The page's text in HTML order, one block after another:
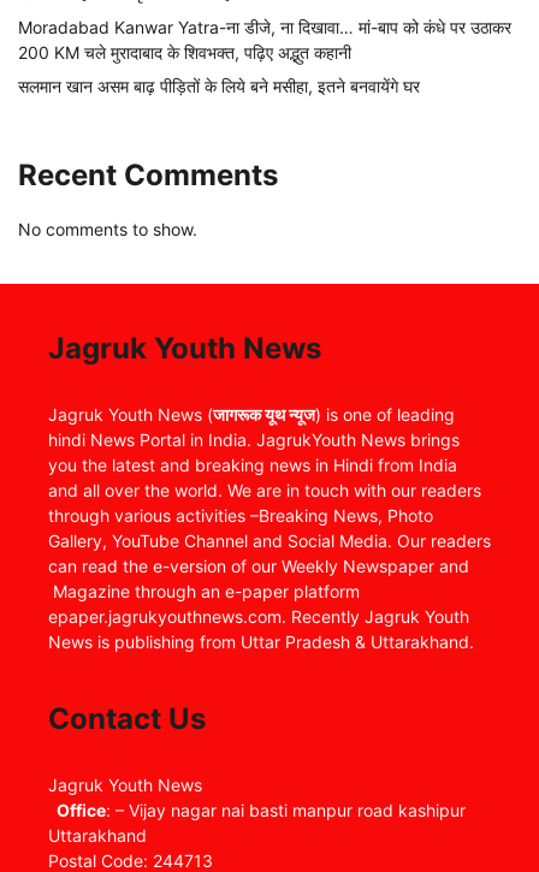
Moradabad Kanwar Yatra-ना डीजे, ना दिखावा… मां-बाप को कंधे पर उठाकर
200 KM चले मुरादाबाद के शिवभक्त, पढ़िए अद्भुत कहानी
सलमान खान असम बाढ़ पीड़ितों के लिये बने मसीहा, इतने बनवायेंगे घर
Recent Comments
No comments to show.
Jagruk Youth News
Jagruk Youth News (जागरूक यूथ न्यूज) is one of leading
hindi News Portal in India. JagrukYouth News brings
you the latest and breaking news in Hindi from India
and all over the world. We are in touch with our readers
through various activities –Breaking News, Photo
Gallery, YouTube Channel and Social Media. Our readers
can read the e-version of our Weekly Newspaper and
Magazine through an e-paper platform
epaper.jagrukyouthnews.com. Recently Jagruk Youth
News is publishing from Uttar Pradesh & Uttarakhand.
Contact Us
Jagruk Youth News
Office: – Vijay nagar nai basti manpur road kashipur
Uttarakhand
Postal Code: 244713